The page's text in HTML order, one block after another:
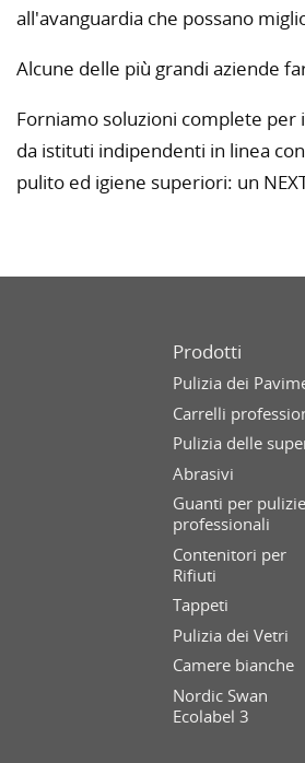
all'avanguardia che possano
Alcune delle più grandi aziende
Forniamo soluzioni complete
da istituti indipendenti in linea
pulito ed igiene superiori: un NEXT
Prodotti
Pulizia dei
Carrelli
Pulizia delle
Abrasivi
Guanti per pulizie
professionali
Contenitori per
Rifiuti
Tappeti
Pulizia dei Vetri
Camere bianche
Nordic Swan
Ecolabel 3